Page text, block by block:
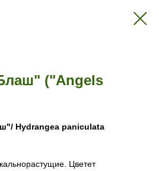
("Angels
Hydrangea paniculata
Цветет